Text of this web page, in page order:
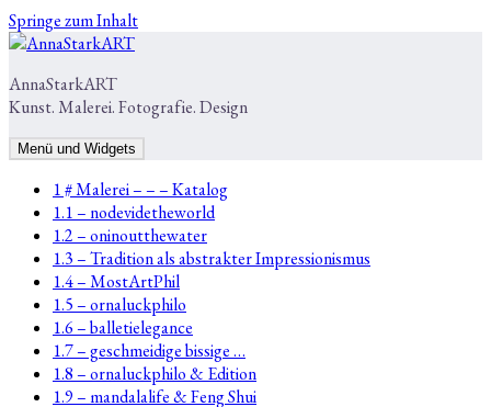
Springe zum Inhalt
AnnaStarkART
Kunst. Malerei. Fotografie. Design
Menü und Widgets
1 # Malerei – – – Katalog
1.1 – nodevidetheworld
1.2 – oninoutthewater
1.3 – Tradition als abstrakter Impressionismus
1.4 – MostArtPhil
1.5 – ornaluckphilo
1.6 – balletielegance
1.7 – geschmeidige bissige …
1.8 – ornaluckphilo & Edition
1.9 – mandalalife & Feng Shui